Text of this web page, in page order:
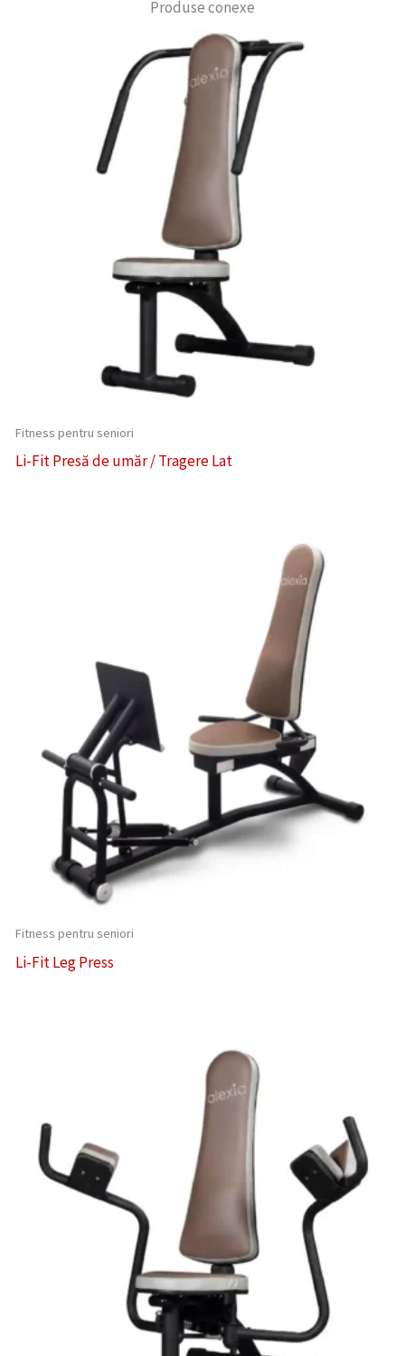
Produse conexe
Fitness pentru seniori
Li-Fit Presă de umăr / Tragere Lat
Fitness pentru seniori
Li-Fit Leg Press